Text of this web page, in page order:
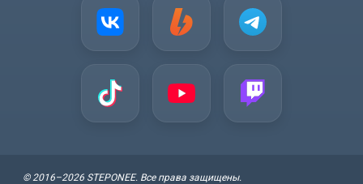
© 2016–2026 STEPONEE. Все права защищены.